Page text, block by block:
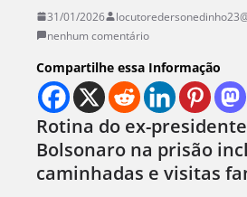
31/01/2026
nenhum comentário
Compartilhe essa Informação
Rotina do ex-
Bolsonaro na prisão
caminhadas e visitas